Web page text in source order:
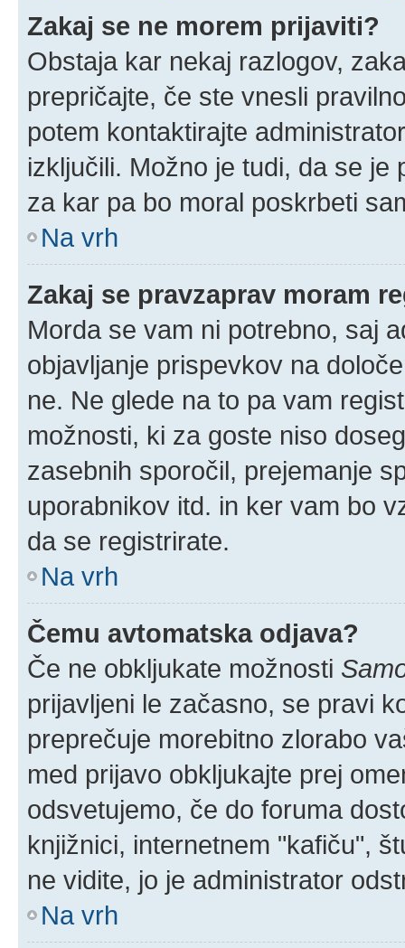
Zakaj se ne morem prijaviti?
Obstaja kar nekaj razlogov,
prepričajte, če ste vnesli
potem kontaktirajte
izključili. Možno je tudi, da se
za kar pa bo moral poskrbeti
Na vrh
Zakaj se pravzaprav moram
Morda se vam ni potrebno, saj
objavljanje prispevkov na
ne. Ne glede na to pa vam
možnosti, ki za goste niso
zasebnih sporočil, prejemanje
uporabnikov itd. in ker vam bo
da se registrirate.
Na vrh
Čemu avtomatska odjava?
Če ne obkljukate možnosti
prijavljeni le začasno, se pravi
preprečuje morebitno zlorabo
med prijavo obkljukajte prej
odsvetujemo, če do foruma
knjižnici, internetnem "kafiču",
ne vidite, jo je administrator
Na vrh